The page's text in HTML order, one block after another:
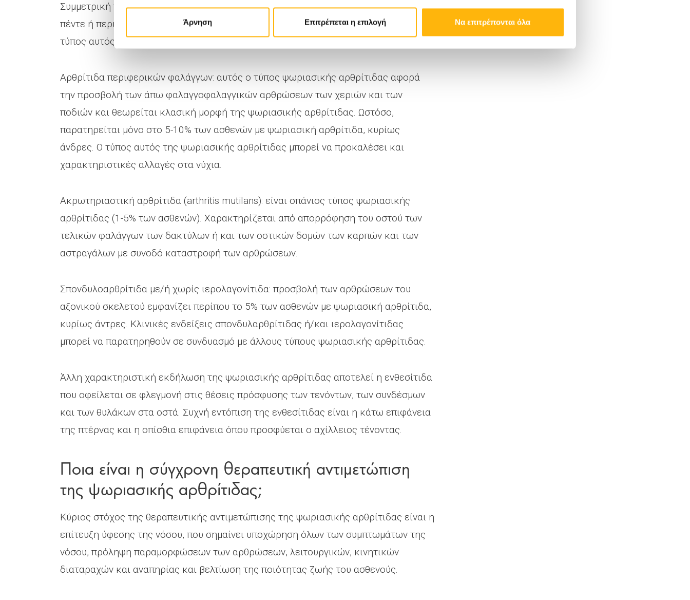
Άρνηση Επιτρέπεται η επιλογή Να επιτρέπονται όλα
Συμμετρική πολυαρθρίτιδα: στον τύπο αυτό της ψωριασικής αρθρίτιδας πάσχουν
πέντε ή περισσότερες αρθρώσεις και στις δύο πλευρές του σώματος ταυτόχρονα. Ο
τύπος αυτός μιμείται τα συμπτώματα της ρευματοειδούς αρθρίτιδας.
Αρθρίτιδα περιφερικών φαλάγγων: αυτός ο τύπος ψωριασικής αρθρίτιδας αφορά
την προσβολή των άπω φαλαγγοφαλαγγικών αρθρώσεων των χεριών και των
ποδιών και θεωρείται κλασική μορφή της ψωριασικής αρθρίτιδας. Ωστόσο,
παρατηρείται μόνο στο 5-10% των ασθενών με ψωριασική αρθρίτιδα, κυρίως
άνδρες. Ο τύπος αυτός της ψωριασικής αρθρίτιδας μπορεί να προκαλέσει και
χαρακτηριστικές αλλαγές στα νύχια.
Ακρωτηριαστική αρθρίτιδα (arthritis mutilans): είναι σπάνιος τύπος ψωριασικής
αρθρίτιδας (1-5% των ασθενών). Χαρακτηρίζεται από απορρόφηση του οστού των
τελικών φαλάγγων των δακτύλων ή και των οστικών δομών των καρπών και των
αστραγάλων με συνοδό καταστροφή των αρθρώσεων.
Σπονδυλοαρθρίτιδα με/ή χωρίς ιερολαγονίτιδα: προσβολή των αρθρώσεων του
αξονικού σκελετού εμφανίζει περίπου το 5% των ασθενών με ψωριασική αρθρίτιδα,
κυρίως άντρες. Κλινικές ενδείξεις σπονδυλαρθρίτιδας ή/και ιερολαγονίτιδας
μπορεί να παρατηρηθούν σε συνδυασμό με άλλους τύπους ψωριασικής αρθρίτιδας.
Άλλη χαρακτηριστική εκδήλωση της ψωριασικής αρθρίτιδας αποτελεί η ενθεσίτιδα
που οφείλεται σε φλεγμονή στις θέσεις πρόσφυσης των τενόντων, των συνδέσμων
και των θυλάκων στα οστά. Συχνή εντόπιση της ενθεσίτιδας είναι η κάτω επιφάνεια
της πτέρνας και η οπίσθια επιφάνεια όπου προσφύεται ο αχίλλειος τένοντας.
Ποια είναι η σύγχρονη θεραπευτική αντιμετώπιση
της ψωριασικής αρθρίτιδας;
Κύριος στόχος της θεραπευτικής αντιμετώπισης της ψωριασικής αρθρίτιδας είναι η
επίτευξη ύφεσης της νόσου, που σημαίνει υποχώρηση όλων των συμπτωμάτων της
νόσου, πρόληψη παραμορφώσεων των αρθρώσεων, λειτουργικών, κινητικών
διαταραχών και αναπηρίας και βελτίωση της ποιότητας ζωής του ασθενούς.